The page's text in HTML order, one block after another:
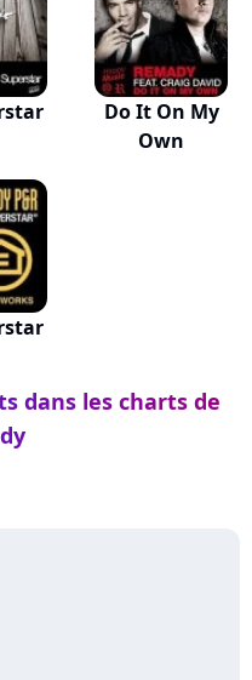
Do It On My
Own
dans les charts de